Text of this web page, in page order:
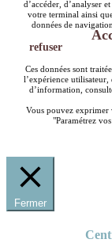
d’accéder, d’analyser
votre terminal ainsi
données de
refuser
Ces données sont
l’expérience
d’information,
Vous pouvez exprimer
"Paramétrez
Fermer